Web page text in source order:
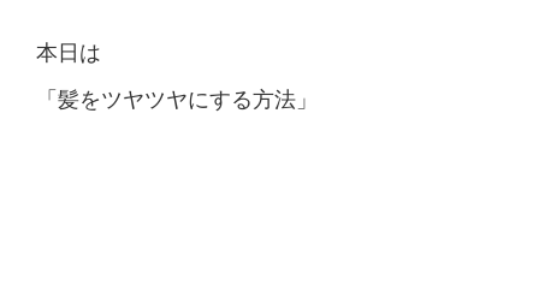
本日は
「髪をツヤツヤにする方法」